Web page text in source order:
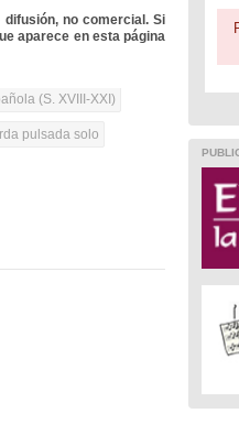
no comercial. Si
aparece en esta página
(S. XVIII-XXI)
pulsada solo